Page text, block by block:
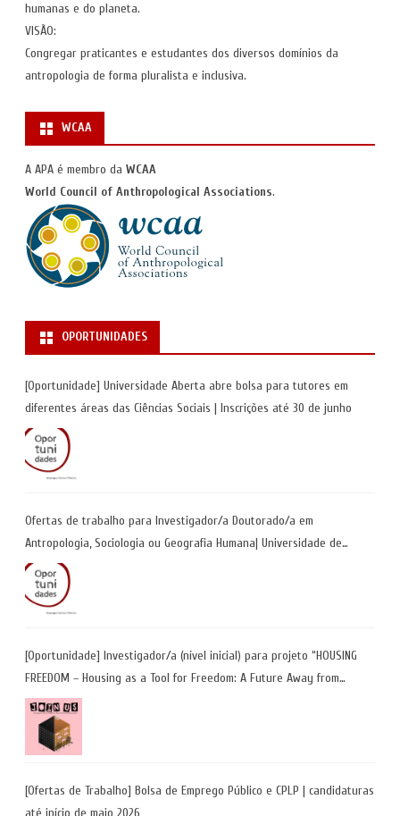
humanas e do planeta.
VISÃO:
Congregar praticantes e estudantes dos diversos domínios da
antropologia de forma pluralista e inclusiva.
WCAA
A APA é membro da WCAA
World Council of Anthropological Associations.
OPORTUNIDADES
[Oportunidade] Universidade Aberta abre bolsa para tutores em
diferentes áreas das Ciências Sociais | Inscrições até 30 de junho
Ofertas de trabalho para Investigador/a Doutorado/a em
Antropologia, Sociologia ou Geografia Humana| Universidade de
Coimbra | Candidaturas até 29 de maio 2026
[Oportunidade] Investigador/a (nível inicial) para projeto “HOUSING
FREEDOM – Housing as a Tool for Freedom: A Future Away from
Incarceration” | até 8 de maio
[Ofertas de Trabalho] Bolsa de Emprego Público e CPLP | candidaturas
até início de maio 2026